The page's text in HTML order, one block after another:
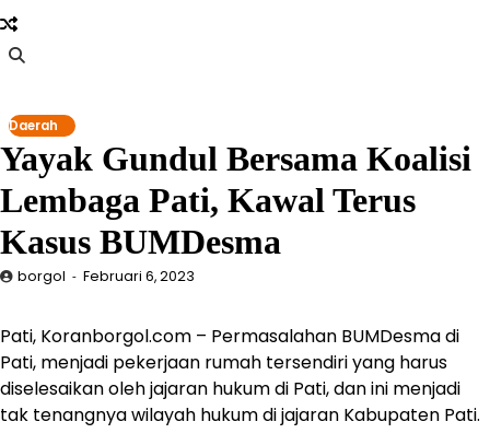
Skip
to
content
Daerah
Yayak Gundul Bersama Koalisi
Lembaga Pati, Kawal Terus
Kasus BUMDesma
borgol Februari 6, 2023
Pati, Koranborgol.com – Permasalahan BUMDesma di
Pati, menjadi pekerjaan rumah tersendiri yang harus
diselesaikan oleh jajaran hukum di Pati, dan ini menjadi
tak tenangnya wilayah hukum di jajaran Kabupaten Pati.